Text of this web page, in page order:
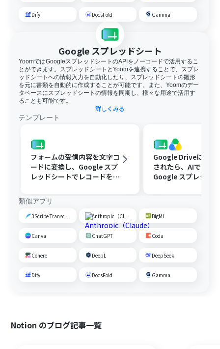
Dify DocsFold Gamma
Google スプレッドシート
YoomではGoogleスプレッドシートのAPIをノーコードで活用するこ
とができます。スプレッドシートとYoomを連携することで、スプレ
ッドシートへの情報入力を自動化したり、スプレッドシートの雛形
を元に書類を自動的に作成することが可能です。また、Yoomのデー
タベースにスプレッドシートの情報を同期し、様々な用途で活用す
ることも可能です。
詳しくみる
テンプレート
フォームの受信内容を文字コ
ードに変換し、Google スプ
レッドシートでレコードを追
Google Driveに文書
されたら、AIで要約
Google スプレッド
類似アプリ
3Scribe Transcription Anthropic（Claude） BigML
Canva ChatGPT Coda
Cohere DeepL DeepSeek
Dify DocsFold Gamma
Notion のブログ記事一覧